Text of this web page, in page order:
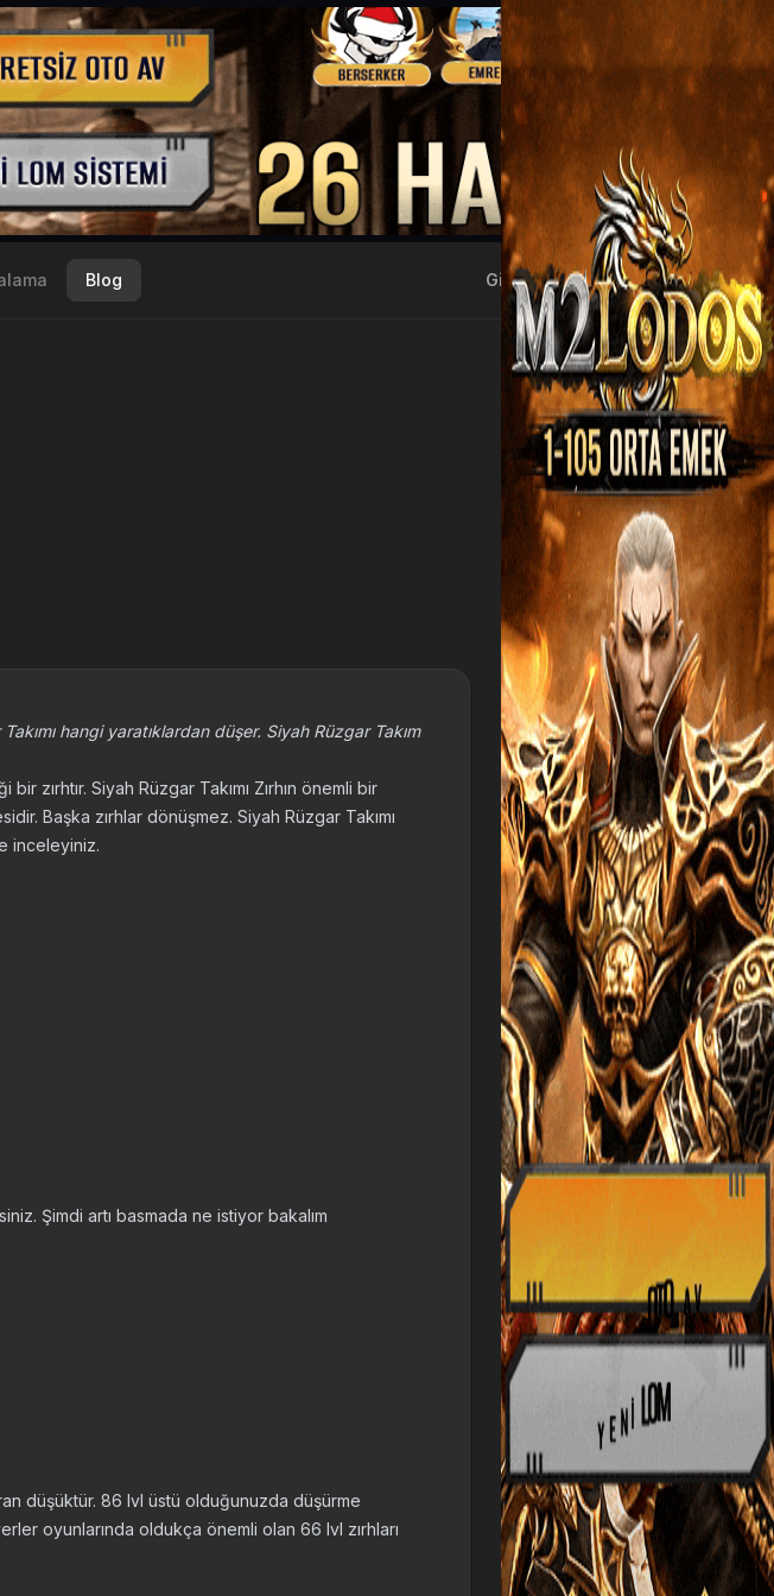
Blog Giriş Yap Kayıt Ol
hangi yaratıklardan düşer. Siyah Rüzgar Takım
zırhtır. Siyah Rüzgar Takımı Zırhın önemli bir
Başka zırhlar dönüşmez. Siyah Rüzgar Takımı
inceleyiniz.
Şimdi artı basmada ne istiyor bakalım
düşüktür. 86 lvl üstü olduğunuzda düşürme
oyunlarında oldukça önemli olan 66 lvl zırhları